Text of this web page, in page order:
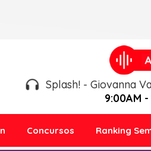
Splash! - Giovanna
9:00AM -
Concursos Ranking